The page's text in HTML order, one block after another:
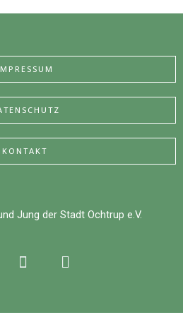
KONTAKT
Jung der Stadt Ochtrup e.V.